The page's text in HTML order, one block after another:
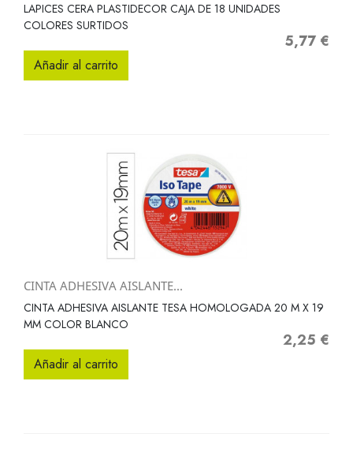
LAPICES CERA PLASTIDECOR CAJA DE 18 UNIDADES
COLORES SURTIDOS
Precio
5,77 €
Añadir al carrito
CINTA ADHESIVA AISLANTE...
CINTA ADHESIVA AISLANTE TESA HOMOLOGADA 20 M X 19
MM COLOR BLANCO
Precio
2,25 €
Añadir al carrito